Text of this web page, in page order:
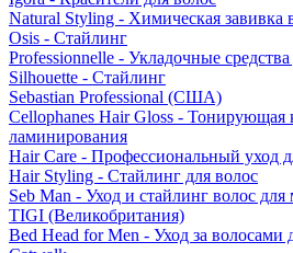
Natural Styling - Химическая завивка
Osis - Стайлинг
Professionnelle - Укладочные
Silhouette - Стайлинг
Sebastian Professional (США)
Cellophanes Hair Gloss - Тонирующая
ламинирования
Hair Care - Профессиональный уход
Hair Styling - Стайлинг для волос
Seb Man - Уход и стайлинг волос
TIGI (Великобритания)
Bed Head for Men - Уход за волосами